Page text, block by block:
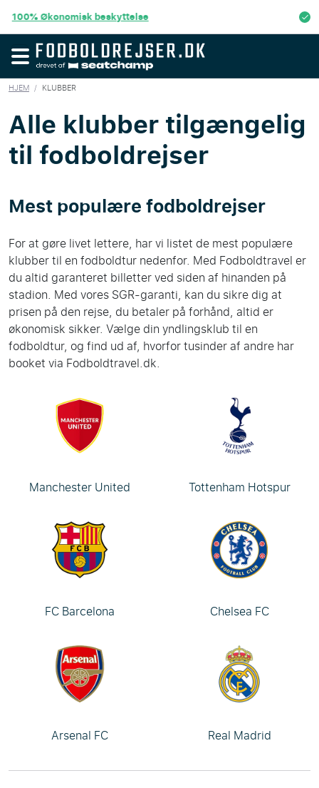
Kundeanmeldelser4.4/5
HJEM / KLUBBER
Alle klubber tilgængelig
til fodboldrejser
Mest populære fodboldrejser
For at gøre livet lettere, har vi listet de mest populære
klubber til en fodboldtur nedenfor. Med Fodboldtravel er
du altid garanteret billetter ved siden af hinanden på
stadion. Med vores SGR-garanti, kan du sikre dig at
prisen på den rejse, du betaler på forhånd, altid er
økonomisk sikker. Vælge din yndlingsklub til en
fodboldtur, og find ud af, hvorfor tusinder af andre har
booket via Fodboldtravel.dk.
Manchester United Tottenham Hotspur
FC Barcelona Chelsea FC
Arsenal FC Real Madrid